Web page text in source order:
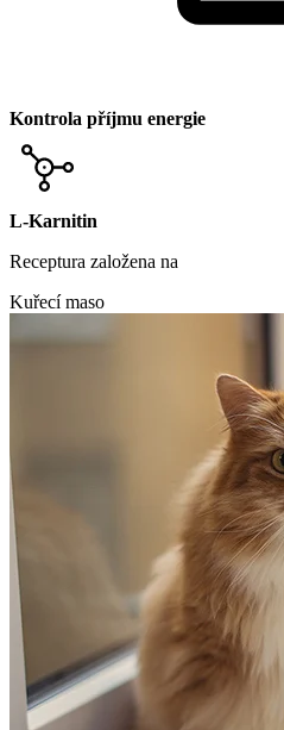
Kontrola příjmu energie
L-Karnitin
Receptura založena na
Kuřecí maso